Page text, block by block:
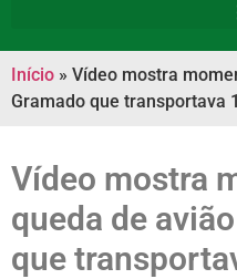
Início » Vídeo mostra
Gramado que transportava
Vídeo mostra
queda de
que